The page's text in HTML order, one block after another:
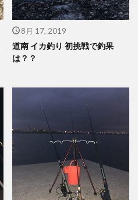
8月 17, 2019
道南 イカ釣り 初挑戦で釣果
は？？